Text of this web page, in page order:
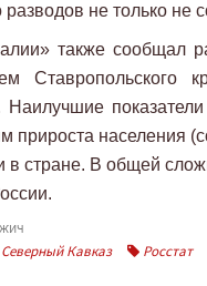
разводов не только не
также сообщал
Ставропольского
Наилучшие
прироста населения
в стране. В общей
Северный Кавказ Росстат